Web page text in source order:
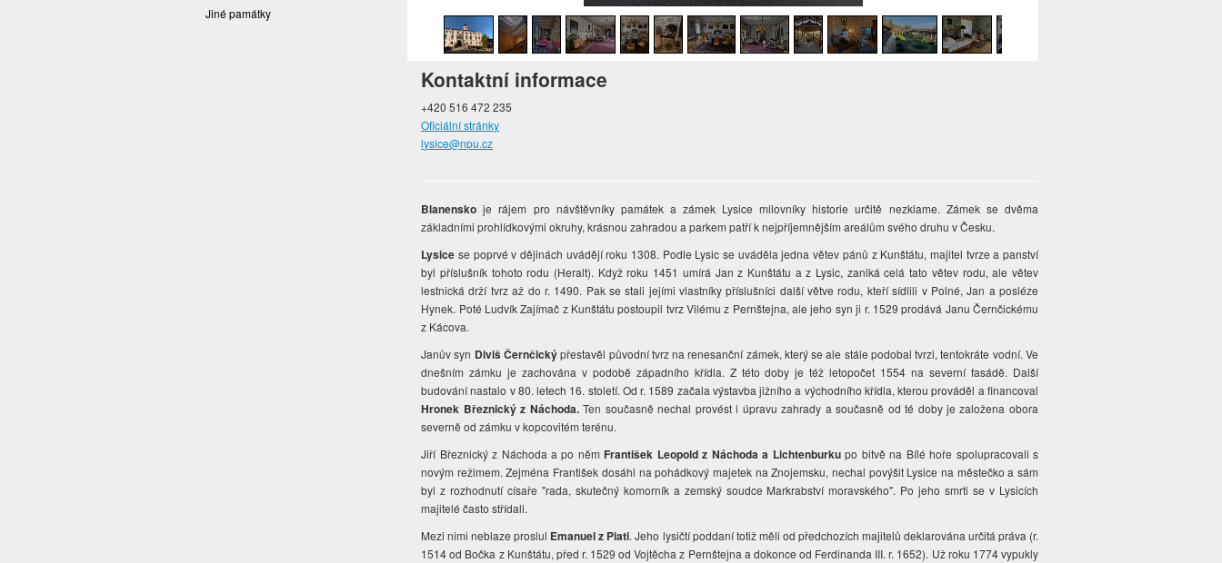
Jiné památky
Kontaktní informace
+420 516 472 235
Oficiální stránky
lysice@npu.cz
Blanensko je rájem pro návštěvníky památek a zámek Lysice milovníky historie určitě nezklame. Zámek se dvěma
základními prohlídkovými okruhy, krásnou zahradou a parkem patří k nejpříjemnějším areálům svého druhu v Česku.
Lysice se poprvé v dějinách uvádějí roku 1308. Podle Lysic se uváděla jedna větev pánů z Kunštátu, majitel tvrze a panství
byl příslušník tohoto rodu (Heralt). Když roku 1451 umírá Jan z Kunštátu a z Lysic, zaniká celá tato větev rodu, ale větev
lestnická drží tvrz až do r. 1490. Pak se stali jejími vlastníky příslušníci další větve rodu, kteří sídlili v Polné, Jan a posléze
Hynek. Poté Ludvík Zajímač z Kunštátu postoupil tvrz Vilému z Pernštejna, ale jeho syn ji r. 1529 prodává Janu Černčickému
z Kácova.
Janův syn Diviš Černčickýpřestavěl původní tvrz na renesanční zámek, který se ale stále podobal tvrzi, tentokráte vodní. Ve
dnešním zámku je zachována v podobě západního křídla. Z této doby je též letopočet 1554 na severní fasádě. Další
budování nastalo v 80. letech 16. století. Od r. 1589 začala výstavba jižního a východního křídla, kterou prováděl a financoval
Hronek Březnický z Náchoda.Ten současně nechal provést i úpravu zahrady a současně od té doby je založena obora
severně od zámku v kopcovitém terénu.
Jiří Březnický z Náchoda a po něm František Leopold z Náchoda a Lichtenburkupo bitvě na Bílé hoře spolupracovali s
novým režimem. Zejména František dosáhl na pohádkový majetek na Znojemsku, nechal povýšit Lysice na městečko a sám
byl z rozhodnutí císaře "rada, skutečný komorník a zemský soudce Markrabství moravského". Po jeho smrti se v Lysicích
majitelé často střídali.
Mezi nimi neblaze proslul Emanuel z Piati. Jeho lysičtí poddaní totiž měli od předchozích majitelů deklarována určitá práva (r.
1514 od Bočka z Kunštátu, před r. 1529 od Vojtěcha z Pernštejna a dokonce od Ferdinanda III. r. 1652). Už roku 1774 vypukly